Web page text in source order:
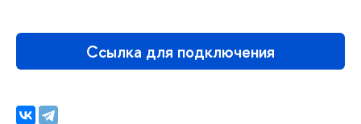
Ссылка для подключения